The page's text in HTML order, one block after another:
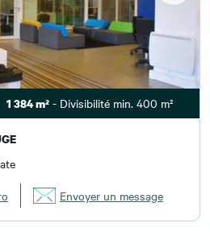
1 384 m²- Divisibilité min. 400 m²
Envoyer un message